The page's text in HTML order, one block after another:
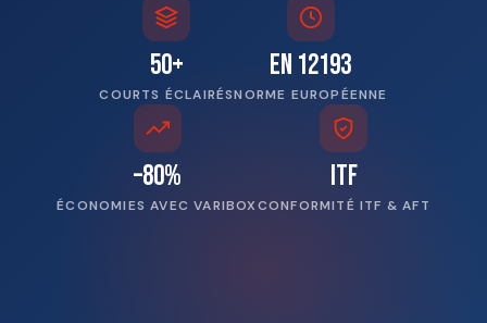
50+
COURTS ÉCLAIRÉS
EN 12193
NORME EUROPÉENNE
–80%
ÉCONOMIES AVEC VARIBOX
ITF
CONFORMITÉ ITF & AFT